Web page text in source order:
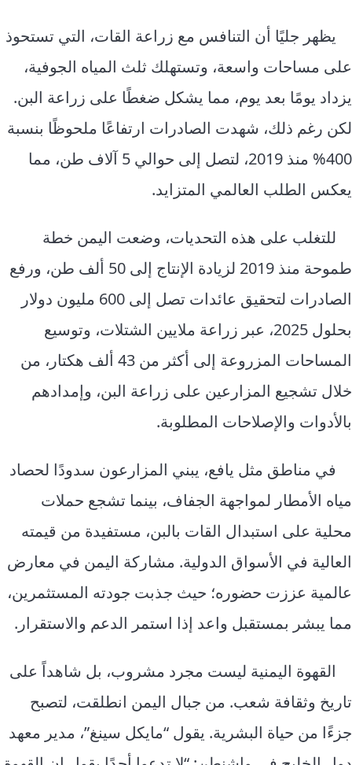
يظهر جليًا أن التنافس مع زراعة القات، التي تستحوذ
على مساحات واسعة، وتستهلك ثلث المياه الجوفية،
يزداد يومًا بعد يوم، مما يشكل ضغطًا على زراعة البن.
لكن رغم ذلك، شهدت الصادرات ارتفاعًا ملحوظًا بنسبة
400% منذ 2019، لتصل إلى حوالي 5 آلاف طن، مما
يعكس الطلب العالمي المتزايد.
للتغلب على هذه التحديات، وضعت اليمن خطة
طموحة منذ 2019 لزيادة الإنتاج إلى 50 ألف طن، ورفع
الصادرات لتحقيق عائدات تصل إلى 600 مليون دولار
بحلول 2025، عبر زراعة ملايين الشتلات، وتوسيع
المساحات المزروعة إلى أكثر من 43 ألف هكتار، من
خلال تشجيع المزارعين على زراعة البن، وإمدادهم
بالأدوات والإصلاحات المطلوبة.
في مناطق مثل يافع، يبني المزارعون سدودًا لحصاد
مياه الأمطار لمواجهة الجفاف، بينما تشجع حملات
محلية على استبدال القات بالبن، مستفيدة من قيمته
العالية في الأسواق الدولية. مشاركة اليمن في معارض
عالمية عززت حضوره؛ حيث جذبت جودته المستثمرين،
مما يبشر بمستقبل واعد إذا استمر الدعم والاستقرار.
القهوة اليمنية ليست مجرد مشروب، بل شاهداً على
تاريخ وثقافة شعب. من جبال اليمن انطلقت، لتصبح
جزءًا من حياة البشرية. يقول “مايكل سينغ”، مدير معهد